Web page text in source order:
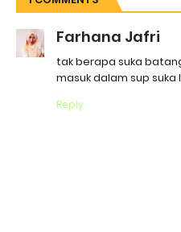
Farhana Jafri
tak berapa suka
masuk dalam sup suka
Reply